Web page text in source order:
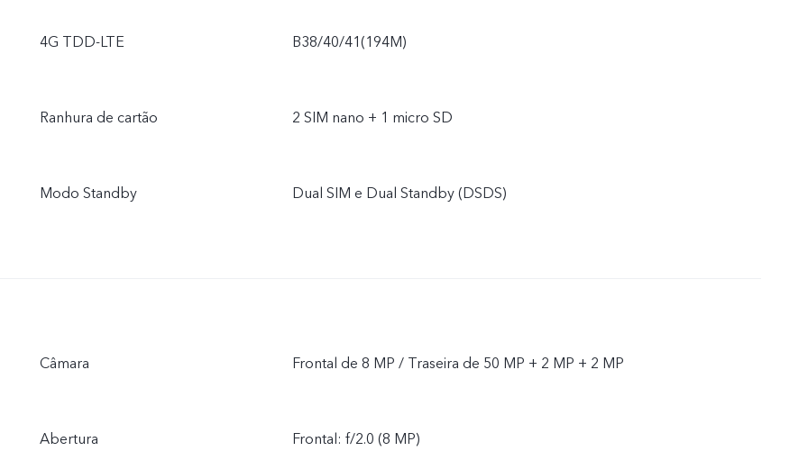
4G TDD-LTE B38/40/41(194M)
Ranhura de cartão 2 SIM nano + 1 micro SD
Modo Standby Dual SIM e Dual Standby (DSDS)
Câmara Frontal de 8 MP / Traseira de 50 MP + 2 MP + 2 MP
Abertura Frontal: f/2.0 (8 MP)